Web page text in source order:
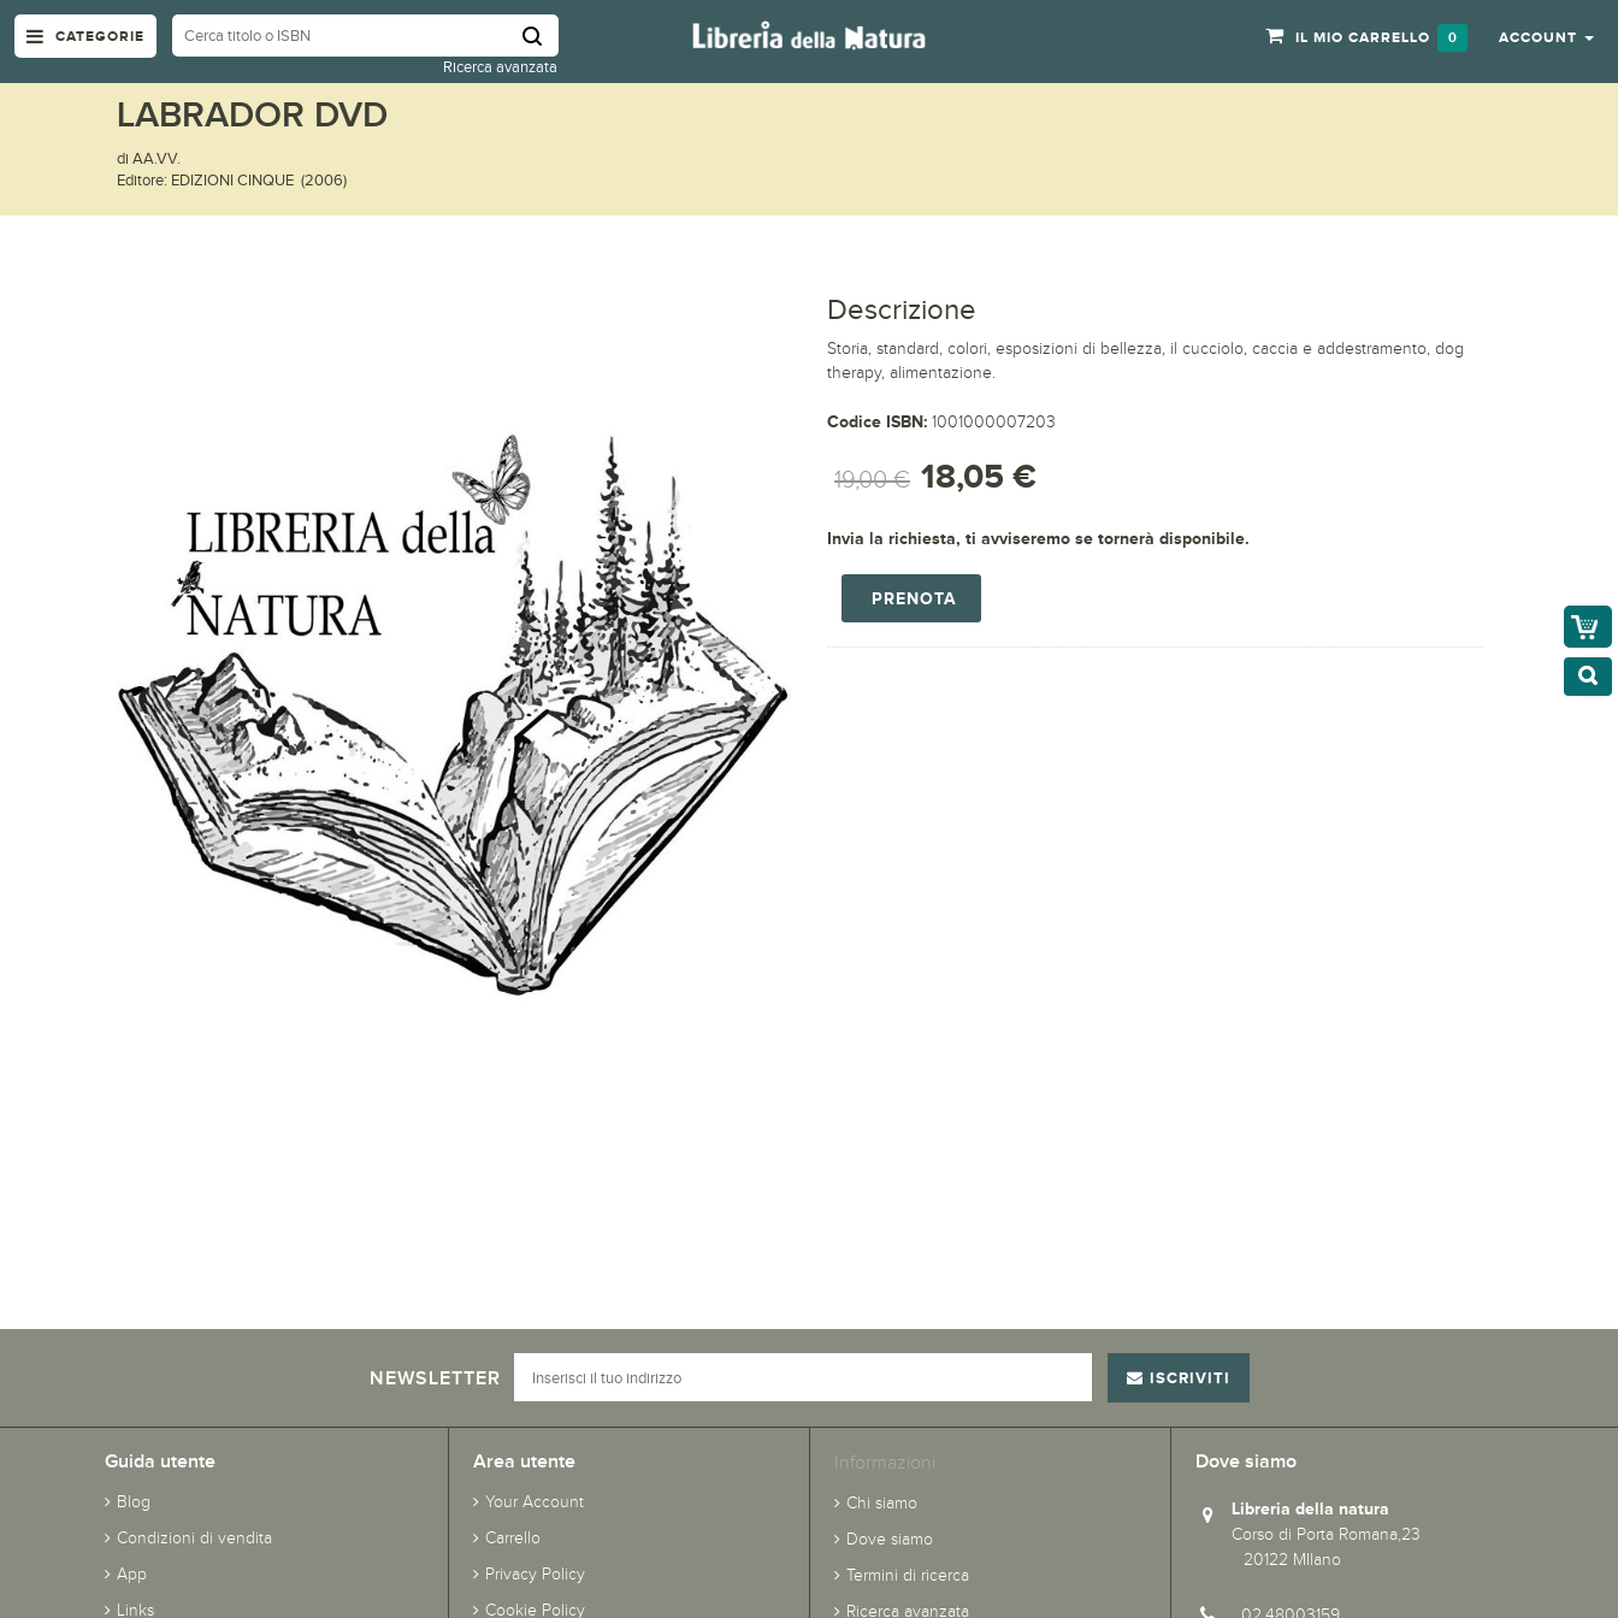
CATEGORIE
Ricerca avanzata
IL MIO CARRELLO 0 ACCOUNT
LABRADOR DVD
di AA.VV.
Editore: EDIZIONI CINQUE (2006)
Descrizione
Storia, standard, colori, esposizioni di bellezza, il cucciolo, caccia e addestramento, dog
therapy, alimentazione.
Codice ISBN: 1001000007203
19,00 € 18,05 €
Invia la richiesta, ti avviseremo se tornerà disponibile.
PRENOTA
NEWSLETTER ISCRIVITI
Guida utente
Blog
Condizioni di vendita
App
Links
Area utente
Your Account
Carrello
Privacy Policy
Cookie Policy
Informazioni
Chi siamo
Dove siamo
Termini di ricerca
Ricerca avanzata
Dove siamo
Libreria della natura
Corso di Porta Romana,23
20122 MIlano